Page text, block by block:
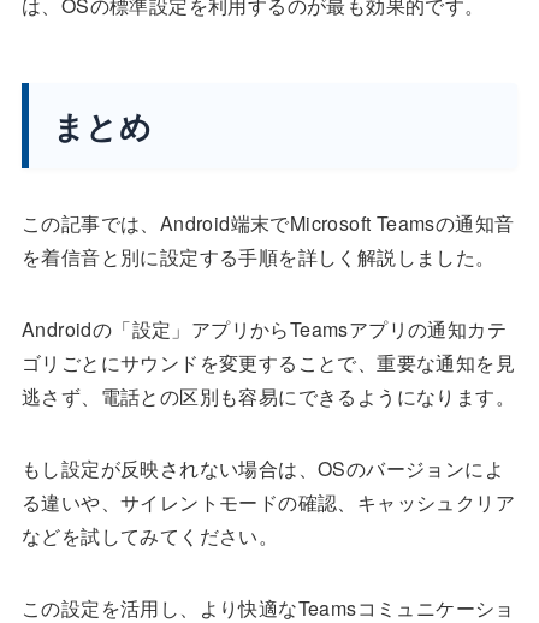
まとめ
この記事では、Android端末でMicrosoft Teamsの通知音
を着信音と別に設定する手順を詳しく解説しました。
Androidの「設定」アプリからTeamsアプリの通知カテ
ゴリごとにサウンドを変更することで、重要な通知を見
逃さず、電話との区別も容易にできるようになります。
もし設定が反映されない場合は、OSのバージョンによ
る違いや、サイレントモードの確認、キャッシュクリア
などを試してみてください。
この設定を活用し、より快適なTeamsコミュニケーショ